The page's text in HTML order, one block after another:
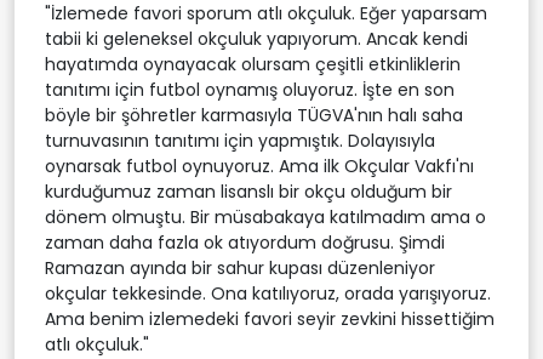
"İzlemede favori sporum atlı okçuluk. Eğer yaparsam
tabii ki geleneksel okçuluk yapıyorum. Ancak kendi
hayatımda oynayacak olursam çeşitli etkinliklerin
tanıtımı için futbol oynamış oluyoruz. İşte en son
böyle bir şöhretler karmasıyla TÜGVA'nın halı saha
turnuvasının tanıtımı için yapmıştık. Dolayısıyla
oynarsak futbol oynuyoruz. Ama ilk Okçular Vakfı'nı
kurduğumuz zaman lisanslı bir okçu olduğum bir
dönem olmuştu. Bir müsabakaya katılmadım ama o
zaman daha fazla ok atıyordum doğrusu. Şimdi
Ramazan ayında bir sahur kupası düzenleniyor
okçular tekkesinde. Ona katılıyoruz, orada yarışıyoruz.
Ama benim izlemedeki favori seyir zevkini hissettiğim
atlı okçuluk."